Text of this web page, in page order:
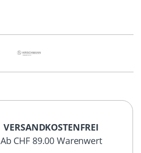
VERSANDKOSTENFREI
Ab CHF 89.00 Warenwert